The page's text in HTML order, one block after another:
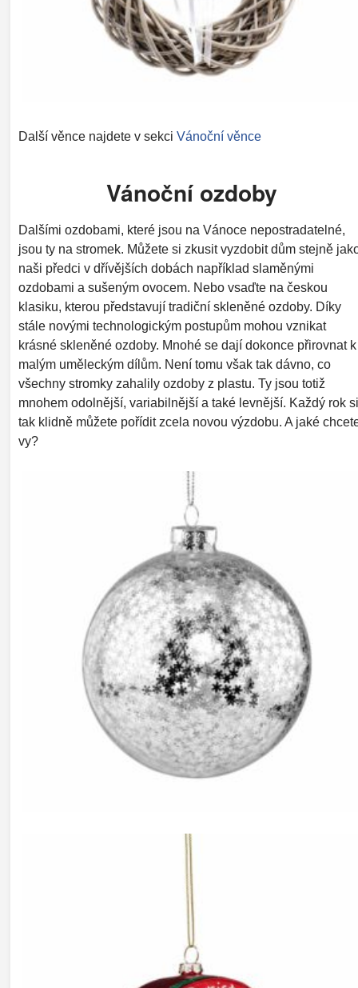
Další věnce najdete v sekci Vánoční věnce
Vánoční ozdoby
Dalšími ozdobami, které jsou na Vánoce nepostradatelné,
jsou ty na stromek. Můžete si zkusit vyzdobit dům stejně
naši předci v dřívějších dobách například slaměnými
ozdobami a sušeným ovocem. Nebo vsaďte na českou
klasiku, kterou představují tradiční skleněné ozdoby. Díky
stále novými technologickým postupům mohou vznikat
krásné skleněné ozdoby. Mnohé se dají dokonce přirovnat k
malým uměleckým dílům. Není tomu však tak dávno, co
všechny stromky zahalily ozdoby z plastu. Ty jsou totiž
mnohem odolnější, variabilnější a také levnější. Každý rok si
tak klidně můžete pořídit zcela novou výzdobu. A jaké
vy?